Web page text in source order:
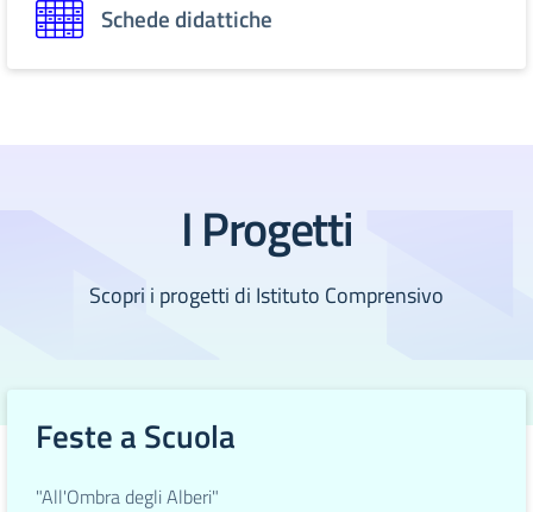
Schede didattiche
I Progetti
Scopri i progetti di Istituto Comprensivo
Feste a Scuola
"All'Ombra degli Alberi"